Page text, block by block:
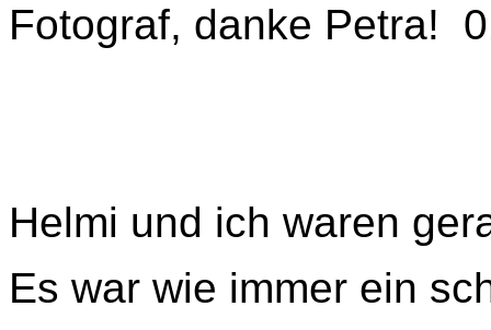
Fotograf, danke Petra!
Helmi und ich waren
Es war wie immer ein